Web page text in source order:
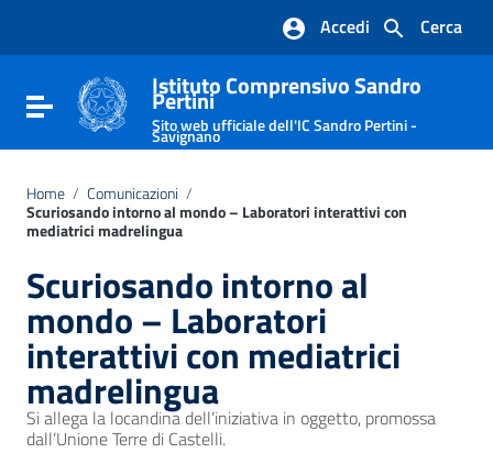
Vai al footer
Cerca
Accedi
Attiva / disattiva la navigazione
Istituto Comprensivo Sandro
Pertini
Sito web ufficiale dell'IC Sandro Pertini -
Savignano
Home / Comunicazioni /
Scuriosando intorno al mondo – Laboratori interattivi con
mediatrici madrelingua
Scuriosando intorno al
mondo – Laboratori
interattivi con mediatrici
madrelingua
Si allega la locandina dell’iniziativa in oggetto, promossa
dall’Unione Terre di Castelli.